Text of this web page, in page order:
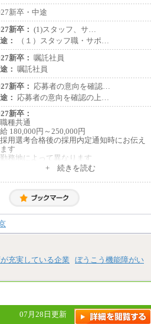
新卒・中途
新卒： (1)スタッフ、サ…
：
（１）スタッフ職・サポ…
新卒： 嘱託社員
： 嘱託社員
新卒：
応募者の意向を確認…
：
応募者の意向を確認の上…
新卒：
種共通
給 180,000円～250,000円
用選考合格後の採用内定通知時にお伝え
す
務地によって異なります
種共通
200,000円～250,000円
時の処遇は経験・能力を考慮の上、当社
的な金額は採用選考合格後に採用内定通
にお伝えします。
+ 続きを読む
充実している企業
ぼうこう機能障がい
07月28日更新